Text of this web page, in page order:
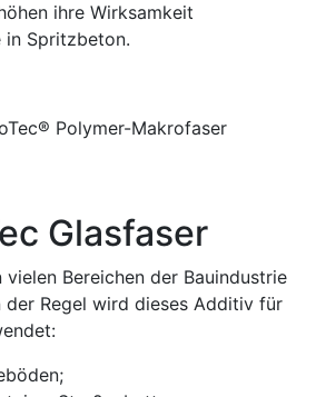
ihre Wirksamkeit
in Spritzbeton.
Polymer-Makrofaser
Glasfaser
vielen Bereichen der Bauindustrie
der Regel wird dieses Additiv für